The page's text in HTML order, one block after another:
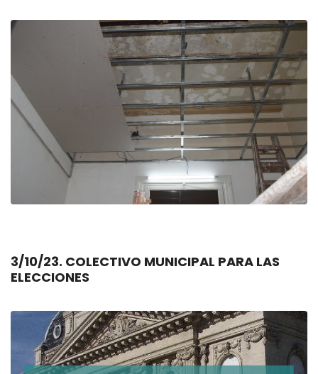
3/10/23. COLECTIVO MUNICIPAL PARA LAS
ELECCIONES